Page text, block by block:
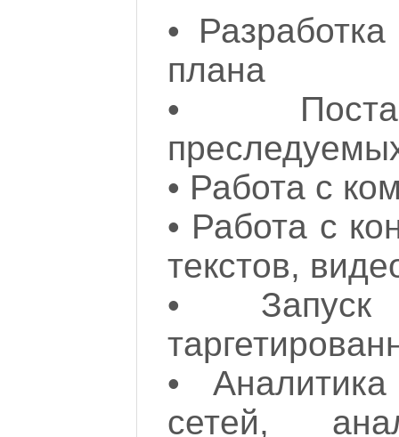
•
плана
•
• Работа с
• Работа с
текстов,
•
•
сетей,